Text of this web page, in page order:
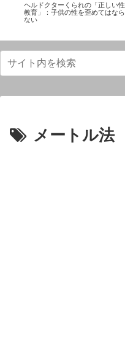
ヘルドクターくられの「正しい性
教育」：子供の性を歪めてはなら
ない
メートル法